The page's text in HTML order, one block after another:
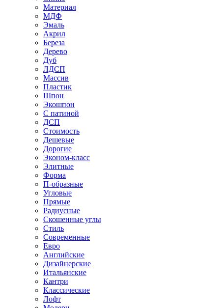
Материал
МДФ
Эмаль
Акрил
Береза
Дерево
Дуб
ЛДСП
Массив
Пластик
Шпон
Экошпон
С патиной
ДСП
Стоимость
Дешевые
Дорогие
Эконом-класс
Элитные
Форма
П-образные
Угловые
Прямые
Радиусные
Скошенные углы
Стиль
Современные
Евро
Английские
Дизайнерские
Итальянские
Кантри
Классические
Лофт